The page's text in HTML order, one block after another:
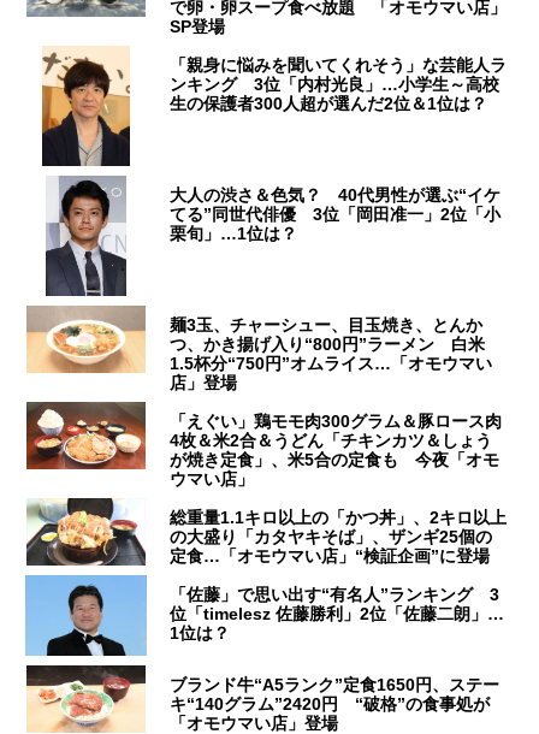
で卵・卵スープ食べ放題 「オモウマい店」
SP登場
「親身に悩みを聞いてくれそう」な芸能人ラ
ンキング 3位「内村光良」…小学生～高校
生の保護者300人超が選んだ2位＆1位は？
大人の渋さ＆色気？ 40代男性が選ぶ“イケ
てる”同世代俳優 3位「岡田准一」2位「小
栗旬」…1位は？
麺3玉、チャーシュー、目玉焼き、とんか
つ、かき揚げ入り“800円”ラーメン 白米
1.5杯分“750円”オムライス…「オモウマい
店」登場
「えぐい」鶏モモ肉300グラム＆豚ロース肉
4枚＆米2合＆うどん「チキンカツ＆しょう
が焼き定食」、米5合の定食も 今夜「オモ
ウマい店」
総重量1.1キロ以上の「かつ丼」、2キロ以上
の大盛り「カタヤキそば」、ザンギ25個の
定食…「オモウマい店」“検証企画”に登場
「佐藤」で思い出す“有名人”ランキング 3
位「timelesz 佐藤勝利」2位「佐藤二朗」…
1位は？
ブランド牛“A5ランク”定食1650円、ステー
キ“140グラム”2420円 “破格”の食事処が
「オモウマい店」登場